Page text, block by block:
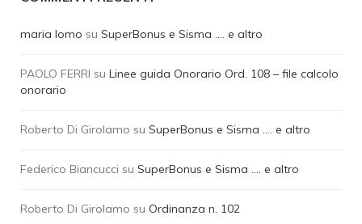
maria lomo su SuperBonus e Sisma …. e altro
PAOLO FERRI su Linee guida Onorario Ord. 108 – file calcolo
onorario
Roberto Di Girolamo su SuperBonus e Sisma …. e altro
Federico Biancucci su SuperBonus e Sisma …. e altro
Roberto Di Girolamo su Ordinanza n. 102